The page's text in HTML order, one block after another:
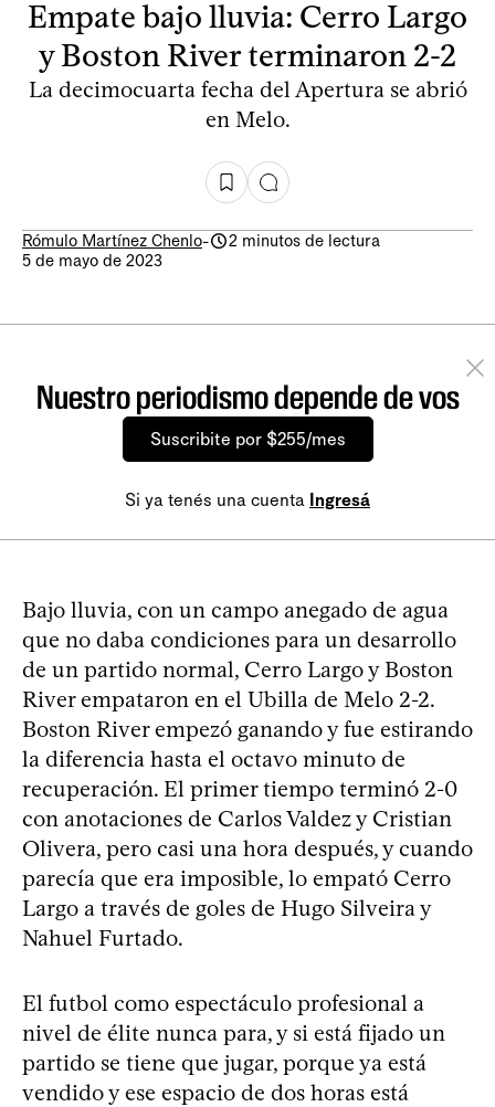
Empate bajo lluvia: Cerro Largo
y Boston River terminaron 2-2
La decimocuarta fecha del Apertura se abrió
en Melo.
Rómulo Martínez Chenlo-
2 minutos de lectura
5 de mayo de 2023
Nuestro periodismo depende de vos
Suscribite por $255/mes
Si ya tenés una cuenta Ingresá
Bajo lluvia, con un campo anegado de agua
que no daba condiciones para un desarrollo
de un partido normal, Cerro Largo y Boston
River empataron en el Ubilla de Melo 2-2.
Boston River empezó ganando y fue estirando
la diferencia hasta el octavo minuto de
recuperación. El primer tiempo terminó 2-0
con anotaciones de Carlos Valdez y Cristian
Olivera, pero casi una hora después, y cuando
parecía que era imposible, lo empató Cerro
Largo a través de goles de Hugo Silveira y
Nahuel Furtado.
El futbol como espectáculo profesional a
nivel de élite nunca para, y si está fijado un
partido se tiene que jugar, porque ya está
vendido y ese espacio de dos horas está